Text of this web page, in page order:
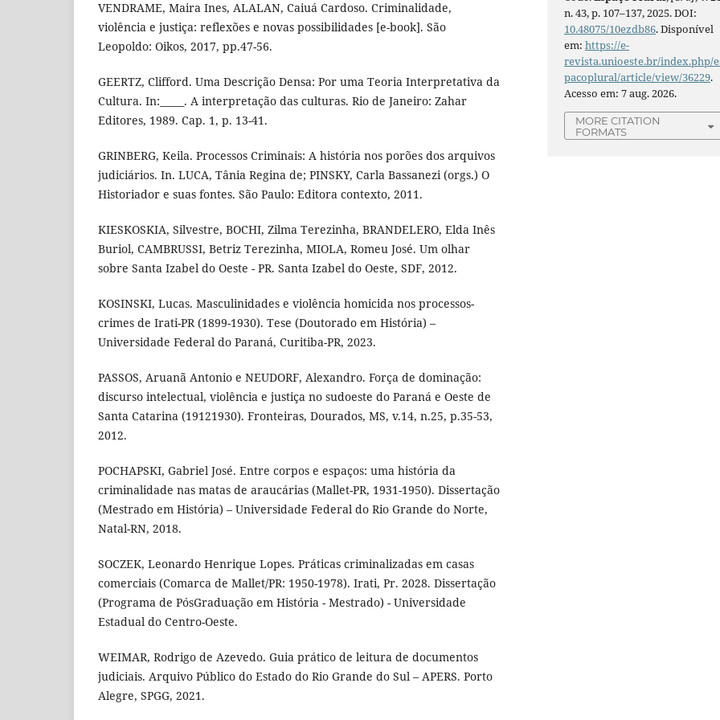
VENDRAME, Maira Ines, ALALAN, Caiuá Cardoso. Criminalidade,
violência e justiça: reflexões e novas possibilidades [e-book]. São
Leopoldo: Oikos, 2017, pp.47-56.
GEERTZ, Clifford. Uma Descrição Densa: Por uma Teoria Interpretativa da
Cultura. In:_____. A interpretação das culturas. Rio de Janeiro: Zahar
Editores, 1989. Cap. 1, p. 13-41.
GRINBERG, Keila. Processos Criminais: A história nos porões dos arquivos
judiciários. In. LUCA, Tânia Regina de; PINSKY, Carla Bassanezi (orgs.) O
Historiador e suas fontes. São Paulo: Editora contexto, 2011.
KIESKOSKIA, Silvestre, BOCHI, Zilma Terezinha, BRANDELERO, Elda Inês
Buriol, CAMBRUSSI, Betriz Terezinha, MIOLA, Romeu José. Um olhar
sobre Santa Izabel do Oeste - PR. Santa Izabel do Oeste, SDF, 2012.
KOSINSKI, Lucas. Masculinidades e violência homicida nos processos-
crimes de Irati-PR (1899-1930). Tese (Doutorado em História) –
Universidade Federal do Paraná, Curitiba-PR, 2023.
PASSOS, Aruanã Antonio e NEUDORF, Alexandro. Força de dominação:
discurso intelectual, violência e justiça no sudoeste do Paraná e Oeste de
Santa Catarina (19121930). Fronteiras, Dourados, MS, v.14, n.25, p.35-53,
2012.
POCHAPSKI, Gabriel José. Entre corpos e espaços: uma história da
criminalidade nas matas de araucárias (Mallet-PR, 1931-1950). Dissertação
(Mestrado em História) – Universidade Federal do Rio Grande do Norte,
Natal-RN, 2018.
SOCZEK, Leonardo Henrique Lopes. Práticas criminalizadas em casas
comerciais (Comarca de Mallet/PR: 1950-1978). Irati, Pr. 2028. Dissertação
(Programa de PósGraduação em História - Mestrado) - Universidade
Estadual do Centro-Oeste.
WEIMAR, Rodrigo de Azevedo. Guia prático de leitura de documentos
judiciais. Arquivo Público do Estado do Rio Grande do Sul – APERS. Porto
Alegre, SPGG, 2021.
n. 43, p. 107–137, 2025. DOI:
10.48075/10ezdb86. Disponível
em:https://e-
revista.unioeste.br/index.php/
pacoplural/article/view/36229.
Acesso em: 7 aug. 2026.
MORE CITATION
FORMATS